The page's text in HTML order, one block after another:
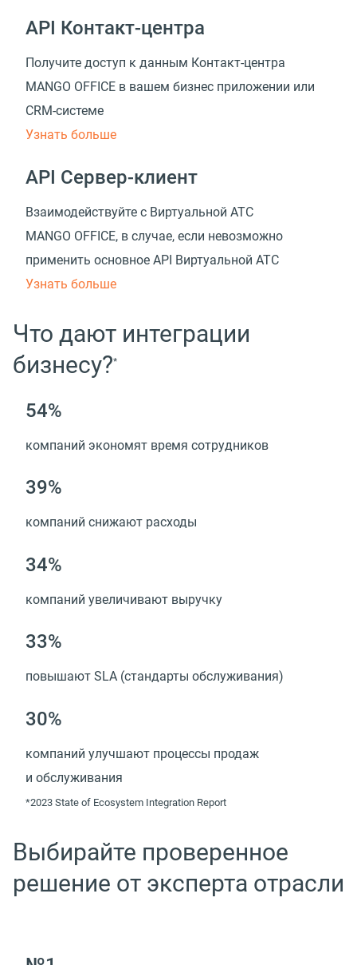
API Контакт-центра
Получите доступ к данным Контакт-центра
MANGO OFFICE в вашем бизнес приложении или
CRM-системе
Узнать больше
API Сервер-клиент
Взаимодействуйте с Виртуальной АТС
MANGO OFFICE, в случае, если невозможно
применить основное API Виртуальной АТС
Узнать больше
Что дают интеграции
бизнесу?*
54%
компаний экономят время сотрудников
39%
компаний снижают расходы
34%
компаний увеличивают выручку
33%
повышают SLA (стандарты обслуживания)
30%
компаний улучшают процессы продаж
и обслуживания
*2023 State of Ecosystem Integration Report
Выбирайте проверенное
решение от эксперта отрасли